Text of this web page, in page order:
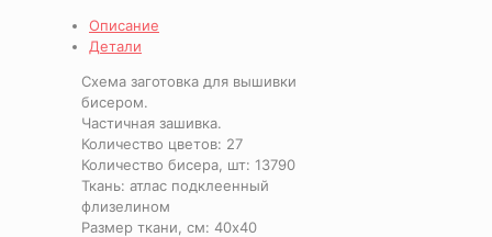
Описание
Детали
Схема заготовка для вышивки
бисером.
Частичная зашивка.
Количество цветов: 27
Количество бисера, шт: 13790
Ткань: атлас подклеенный
флизелином
Размер ткани, см: 40х40